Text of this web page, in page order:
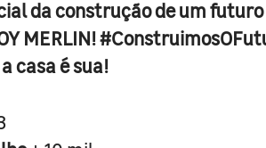
da construção de um
MERLIN!
casa é sua!